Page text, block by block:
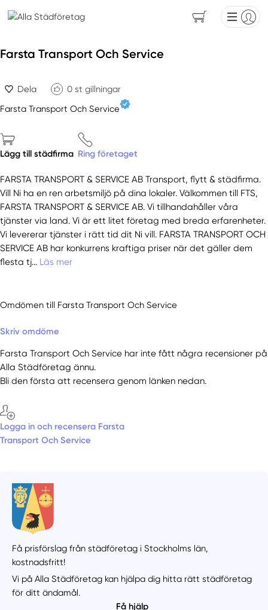
Farsta Transport Och Service
Dela 0 st gillningar
Farsta Transport Och Service
Lägg till städfirma Ring företaget
FARSTA TRANSPORT & SERVICE AB Transport, flytt & städfirma.
Vill Ni ha en ren arbetsmiljö på dina lokaler. Välkommen till FTS,
FARSTA TRANSPORT & SERVICE AB. Vi tillhandahåller våra
tjänster via land. Vi är ett litet företag med breda erfarenheter.
Vi levererar tjänster i rätt tid dit Ni vill. FARSTA TRANSPORT OCH
SERVICE AB har konkurrens kraftiga priser när det gäller dem
flesta tj... Läs mer
Omdömen till Farsta Transport Och Service
Skriv omdöme
Farsta Transport Och Service har inte fått några recensioner på
Alla Städföretag ännu.
Bli den första att recensera genom länken nedan.
Logga in och recensera Farsta
Transport Och Service
Få prisförslag från städföretag i Stockholms län,
kostnadsfritt!
Vi på Alla Städföretag kan hjälpa dig hitta rätt städföretag
för ditt ändamål.
Få hjälp